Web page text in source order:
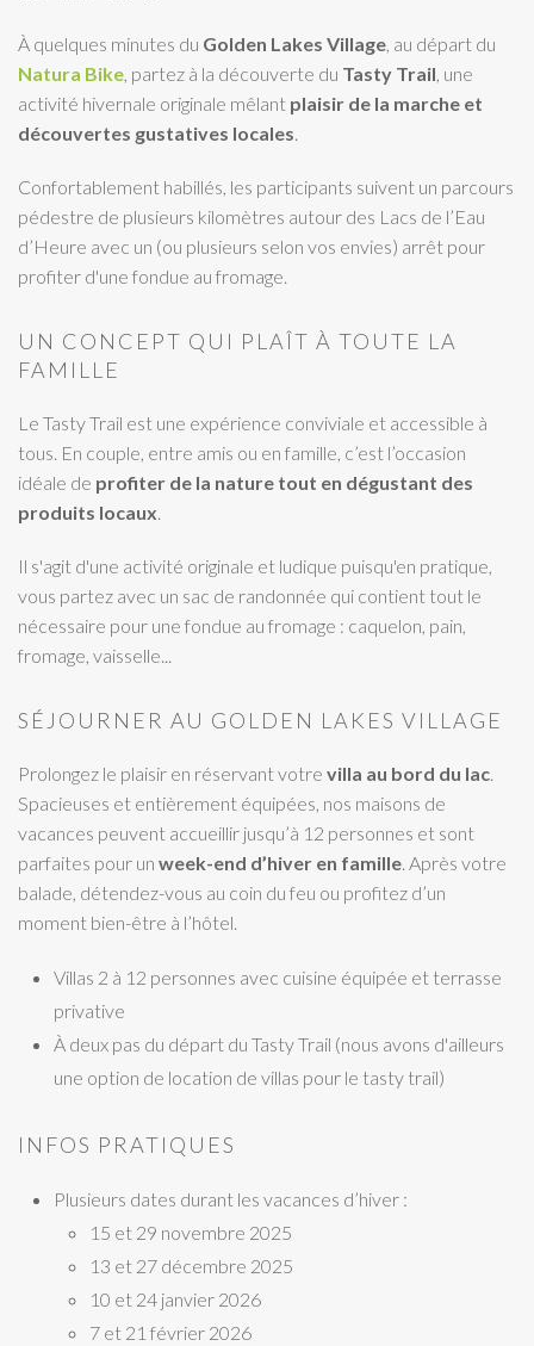
À quelques minutes du Golden Lakes Village, au départ du
Natura Bike, partez à la découverte du Tasty Trail, une
activité hivernale originale mêlant plaisir de la marche et
découvertes gustatives locales.
Confortablement habillés, les participants suivent un parcours
pédestre de plusieurs kilomètres autour des Lacs de l’Eau
d’Heure avec un (ou plusieurs selon vos envies) arrêt pour
profiter d'une fondue au fromage.
UN CONCEPT QUI PLAÎT À TOUTE LA
FAMILLE
Le Tasty Trail est une expérience conviviale et accessible à
tous. En couple, entre amis ou en famille, c’est l’occasion
idéale de profiter de la nature tout en dégustant des
produits locaux.
Il s'agit d'une activité originale et ludique puisqu'en pratique,
vous partez avec un sac de randonnée qui contient tout le
nécessaire pour une fondue au fromage : caquelon, pain,
fromage, vaisselle...
SÉJOURNER AU GOLDEN LAKES VILLAGE
Prolongez le plaisir en réservant votre villa au bord du lac.
Spacieuses et entièrement équipées, nos maisons de
vacances peuvent accueillir jusqu’à 12 personnes et sont
parfaites pour un week-end d’hiver en famille. Après votre
balade, détendez-vous au coin du feu ou profitez d’un
moment bien-être à l’hôtel.
Villas 2 à 12 personnes avec cuisine équipée et terrasse
privative
À deux pas du départ du Tasty Trail (nous avons d'ailleurs
une option de location de villas pour le tasty trail)
INFOS PRATIQUES
Plusieurs dates durant les vacances d’hiver :
15 et 29 novembre 2025
13 et 27 décembre 2025
10 et 24 janvier 2026
7 et 21 février 2026